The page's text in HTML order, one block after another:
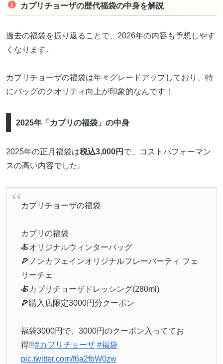
カプリチョーザの歴代福袋の中身を解説
過去の福袋を振り返ることで、2026年の内容も予想しやす
くなります。
カプリチョーザの福袋は年々グレードアップしており、特
にバッグのクオリティ向上が印象的なんです！
2025年「カプリの福袋」の中身
2025年の正月福袋は税込3,000円 で、コストパフォーマン
スの高い内容でした。
カプリチョーザの福袋
カプリの福袋
🍝オリジナルウィンターバッグ
🍕ノンカフェインオリジナルフレーバーティ フェ
リーチェ
🍝カプリチョーザドレッシング(280ml)
🍕購入店限定3000円分クーポン
福袋3000円で、3000円のクーポン入っててお
得!!!#カプリチョーザ #福袋
pic.twitter.com/f6a2fbW0zw